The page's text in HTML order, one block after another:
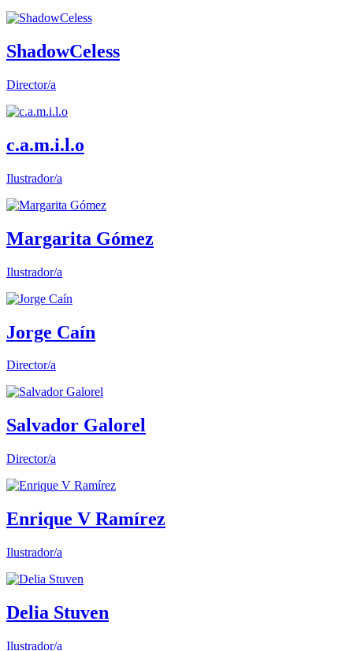
ShadowCeless
Director/a
c.a.m.i.l.o
Ilustrador/a
Margarita Gómez
Ilustrador/a
Jorge Caín
Director/a
Salvador Galorel
Director/a
Enrique V Ramírez
Ilustrador/a
Delia Stuven
Ilustrador/a